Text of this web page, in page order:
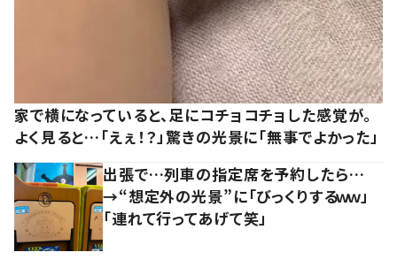
家で横になっていると、足にコチョコチョした感覚が。
よく見ると…「えぇ！？」驚きの光景に「無事でよかった」
出張で…列車の指定席を予約したら…
→“想定外の光景”に「びっくりするｗｗ」
「連れて行ってあげて笑」